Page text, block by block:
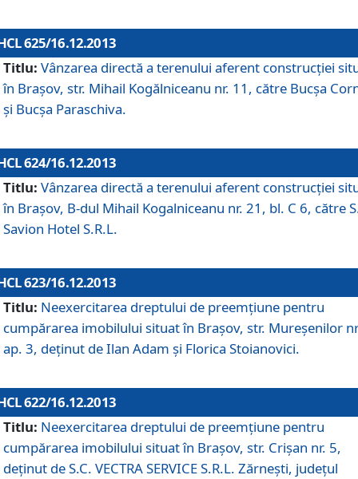
625/16.12.2013
Titlu: Vânzarea directă a terenului aferent construcţiei
în Braşov, str. Mihail Kogălniceanu nr. 11, către Bucşa
şi Bucşa Paraschiva.
624/16.12.2013
Titlu: Vânzarea directă a terenului aferent construcţiei
în Braşov, B-dul Mihail Kogalniceanu nr. 21, bl. C 6, către
Savion Hotel S.R.L.
623/16.12.2013
Titlu: Neexercitarea dreptului de preemţiune pentru
cumpărarea imobilului situat în Braşov, str. Mureşenilor
ap. 3, deţinut de Ilan Adam şi Florica Stoianovici.
622/16.12.2013
Titlu: Neexercitarea dreptului de preemţiune pentru
cumpărarea imobilului situat în Braşov, str. Crişan nr. 5,
deţinut de S.C. VECTRA SERVICE S.R.L. Zărneşti, judeţul